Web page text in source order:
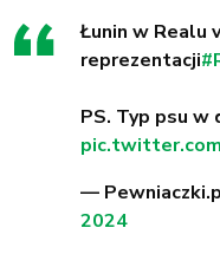
Łunin w Realu
reprezentacji
PS. Typ psu w
—
2024